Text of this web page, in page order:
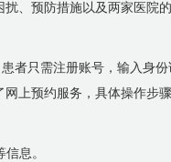
、预防措施以及两家医院
者只需注册账号，输入身
上预约服务，具体操作步骤
息。